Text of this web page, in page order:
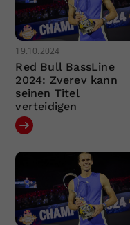
19.10.2024
Red Bull BassLine
2024: Zverev kann
seinen Titel
verteidigen